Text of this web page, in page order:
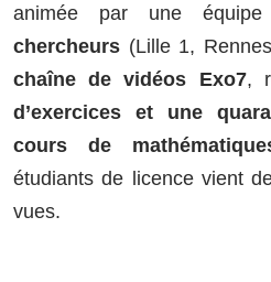
animée par une
chercheurs (Lille 1,
chaîne de vidéos Exo7,
d’exercices et une
cours de
étudiants de licence vient
vues.